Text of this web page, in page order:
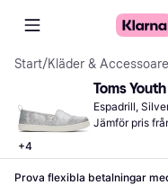
Start/Kläder &
+4
Toms
Espadrill,
Jämför pris
Prova flexibla betalningar